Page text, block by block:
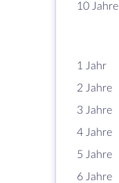
10 Jahre
1 Jahr
2 Jahre
3 Jahre
4 Jahre
5 Jahre
6 Jahre